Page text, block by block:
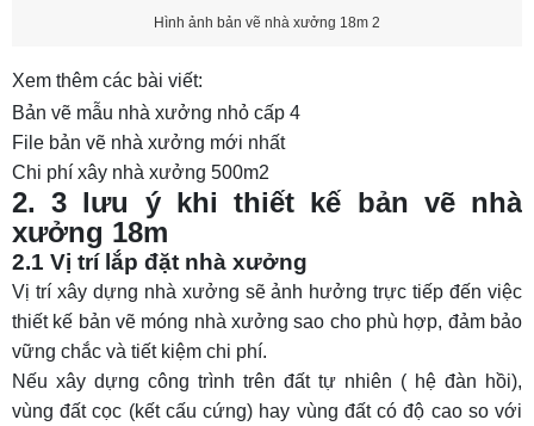
Hình ảnh bản vẽ nhà xưởng 18m 2
Xem thêm các bài viết:
Bản vẽ mẫu nhà xưởng nhỏ cấp 4
File bản vẽ nhà xưởng mới nhất
Chi phí xây nhà xưởng 500m2
2. 3 lưu ý khi thiết kế bản vẽ nhà
xưởng 18m
2.1 Vị trí lắp đặt nhà xưởng
Vị trí xây dựng nhà xưởng sẽ ảnh hưởng trực tiếp đến việc
thiết kế bản vẽ móng nhà xưởng sao cho phù hợp, đảm bảo
vững chắc và tiết kiệm chi phí.
Nếu xây dựng công trình trên đất tự nhiên ( hệ đàn hồi),
vùng đất cọc (kết cấu cứng) hay vùng đất có độ cao so với